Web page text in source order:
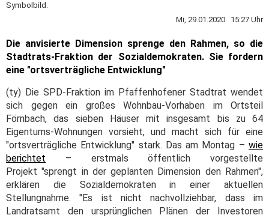
Symbolbild.
Mi, 29.01.2020 15:27 Uhr
Die anvisierte Dimension sprenge den Rahmen, so die
Stadtrats-Fraktion der Sozialdemokraten. Sie fordern
eine "ortsverträgliche Entwicklung"
(ty) Die SPD-Fraktion im Pfaffenhofener Stadtrat wendet
sich gegen ein großes Wohnbau-Vorhaben im Ortsteil
Förnbach, das sieben Häuser mit insgesamt bis zu 64
Eigentums-Wohnungen vorsieht, und macht sich für eine
"ortsverträgliche Entwicklung" stark. Das am Montag – wie
berichtet – erstmals öffentlich vorgestellte
Projekt "sprengt in der geplanten Dimension den Rahmen",
erklären die Sozialdemokraten in einer aktuellen
Stellungnahme. "Es ist nicht nachvollziehbar, dass im
Landratsamt den ursprünglichen Plänen der Investoren